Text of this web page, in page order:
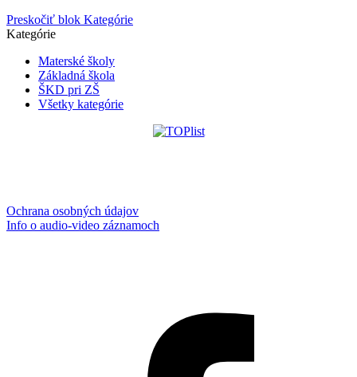
Preskočiť blok Kategórie
Kategórie
Materské školy
Základná škola
ŠKD pri ZŠ
Všetky kategórie
Ochrana osobných údajov
Info o audio-video záznamoch